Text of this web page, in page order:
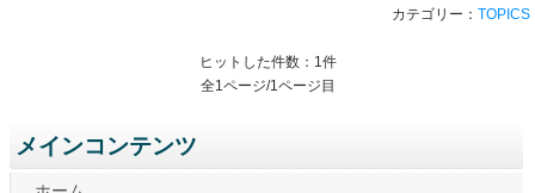
カテゴリー： TOPICS
ヒットした件数：1件
全1ページ/1ページ目
メインコンテンツ